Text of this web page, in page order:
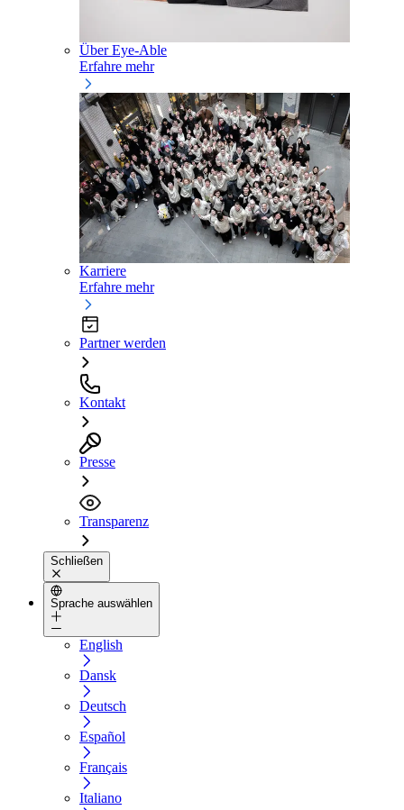
Über Eye-Able
Erfahre mehr
Karriere
Erfahre mehr
Partner werden
Kontakt
Presse
Transparenz
Schließen
Sprache auswählen
English
Dansk
Deutsch
Español
Français
Italiano